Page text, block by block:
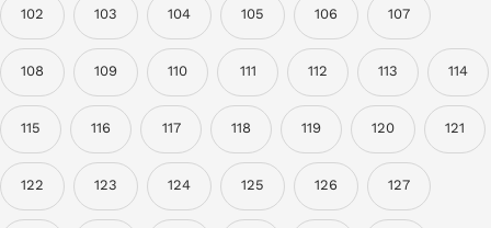
102 103 104 105 106 107
108 109 110 111 112 113 114
115 116 117 118 119 120 121
122 123 124 125 126 127